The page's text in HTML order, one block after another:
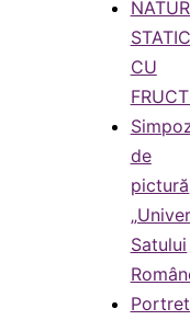
CU
de
pictură
Satului
Portret